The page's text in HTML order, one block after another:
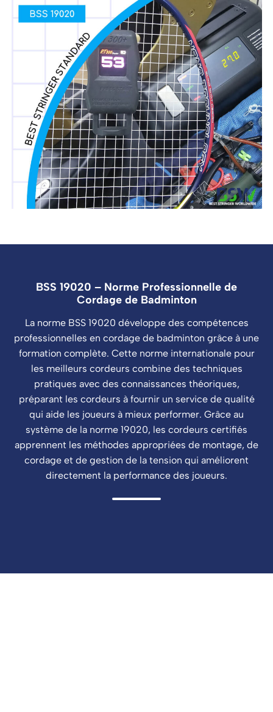
BSS 19020 – Norme Professionnelle de
Cordage de Badminton
La norme BSS 19020 développe des compétences
professionnelles en cordage de badminton grâce à une
formation complète. Cette norme internationale pour
les meilleurs cordeurs combine des techniques
pratiques avec des connaissances théoriques,
préparant les cordeurs à fournir un service de qualité
qui aide les joueurs à mieux performer. Grâce au
système de la norme 19020, les cordeurs certifiés
apprennent les méthodes appropriées de montage, de
cordage et de gestion de la tension qui améliorent
directement la performance des joueurs.